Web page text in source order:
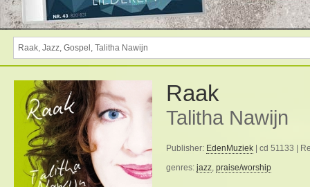
Raak
Talitha Nawijn
Publisher: EdenMuziek | cd 51133 |
genres: jazz, praise/worship